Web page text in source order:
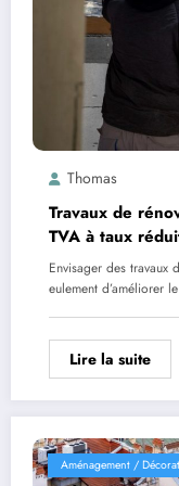
Thomas
Travaux de
TVA à taux
Envisager des travaux
eulement d’améliorer
Lire la suite
Aménagement /